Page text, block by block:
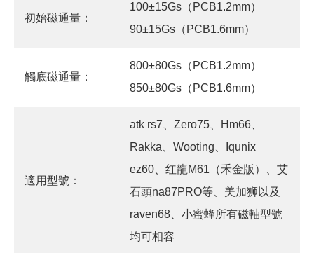
初始磁通量：
100±15Gs（PCB1.2mm）
90±15Gs（PCB1.6mm）
觸底磁通量：
800±80Gs（PCB1.2mm）
850±80Gs（PCB1.6mm）
適用型號：
atk rs7、Zero75、Hm66、
Rakka、Wooting、Iqunix
ez60、红龍M61（禾金版）、艾
石頭na87PRO等、美加狮以及
raven68、小蜜蜂所有磁軸型號
均可相容